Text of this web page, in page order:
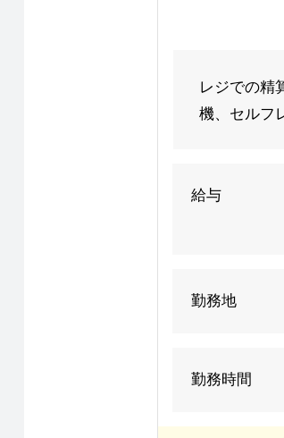
レジでの精
機、セルフ
給与
勤務地
勤務時間